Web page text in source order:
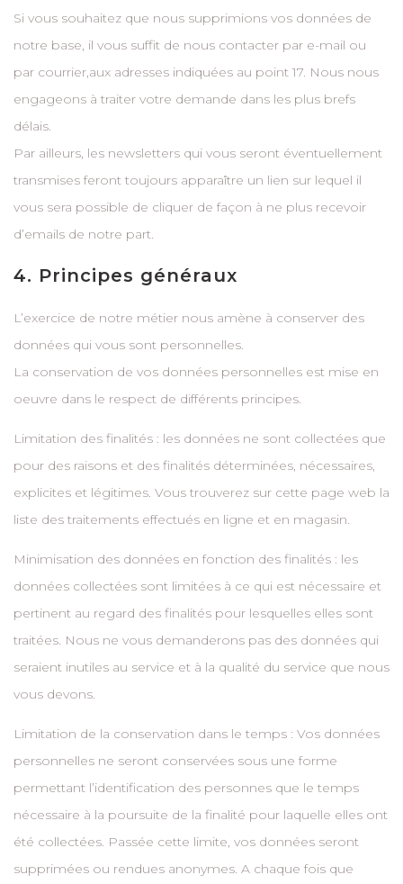
Si vous souhaitez que nous supprimions vos données de
notre base, il vous suffit de nous contacter par e-mail ou
par courrier,aux adresses indiquées au point 17. Nous nous
engageons à traiter votre demande dans les plus brefs
délais.
Par ailleurs, les newsletters qui vous seront éventuellement
transmises feront toujours apparaître un lien sur lequel il
vous sera possible de cliquer de façon à ne plus recevoir
d’emails de notre part.
4. Principes généraux
L’exercice de notre métier nous amène à conserver des
données qui vous sont personnelles.
La conservation de vos données personnelles est mise en
oeuvre dans le respect de différents principes.
Limitation des finalités : les données ne sont collectées que
pour des raisons et des finalités déterminées, nécessaires,
explicites et légitimes. Vous trouverez sur cette page web la
liste des traitements effectués en ligne et en magasin.
Minimisation des données en fonction des finalités : les
données collectées sont limitées à ce qui est nécessaire et
pertinent au regard des finalités pour lesquelles elles sont
traitées. Nous ne vous demanderons pas des données qui
seraient inutiles au service et à la qualité du service que nous
vous devons.
Limitation de la conservation dans le temps : Vos données
personnelles ne seront conservées sous une forme
permettant l’identification des personnes que le temps
nécessaire à la poursuite de la finalité pour laquelle elles ont
été collectées. Passée cette limite, vos données seront
supprimées ou rendues anonymes. A chaque fois que